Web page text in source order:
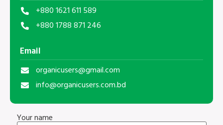
+880 1621 611 589
+880 1788 871 246
Email
organicusers@gmail.com
info@organicusers.com.bd
Your name